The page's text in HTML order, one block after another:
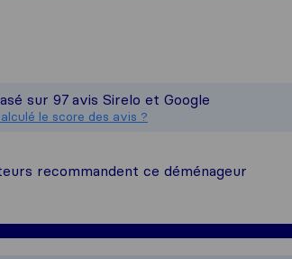
n'est pas responsable
avis recueillis auprès
sur 97 avis Sirelo et Google
le score des avis ?
recommandent ce déménageur